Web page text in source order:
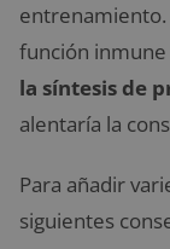
función
la síntesis de
alentaría la
Para añadir
siguientes